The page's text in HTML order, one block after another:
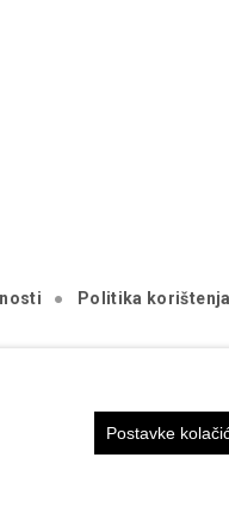
Postavke
Politika
izražava isključivo